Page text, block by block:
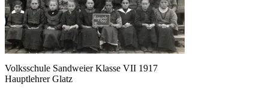
Volksschule Sandweier Klasse VII 1917
Hauptlehrer Glatz